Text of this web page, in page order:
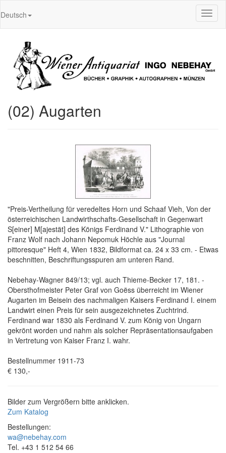
Deutsch
(02) Augarten
"Preis-Vertheilung für veredeltes Horn und Schaaf Vieh, Von der
österreichischen Landwirthschafts-Gesellschaft in Gegenwart
S[einer] M[ajestät] des Königs Ferdinand V." Lithographie von
Franz Wolf nach Johann Nepomuk Höchle aus "Journal
pittoresque" Heft 4, Wien 1832, Bildformat ca. 24 x 33 cm. - Etwas
beschnitten, Beschriftungsspuren am unteren Rand.
Nebehay-Wagner 849/13; vgl. auch Thieme-Becker 17, 181. -
Obersthofmeister Peter Graf von Goëss überreicht im Wiener
Augarten im Beisein des nachmaligen Kaisers Ferdinand I. einem
Landwirt einen Preis für sein ausgezeichnetes Zuchtrind.
Ferdinand war 1830 als Ferdinand V. zum König von Ungarn
gekrönt worden und nahm als solcher Repräsentationsaufgaben
in Vertretung von Kaiser Franz I. wahr.
Bestellnummer 1911-73
€ 130,-
Bilder zum Vergrößern bitte anklicken.
Zum Katalog
Bestellungen:
wa@nebehay.com
Tel. +43 1 512 54 66